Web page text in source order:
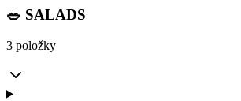
🥗 SALADS
3 položky